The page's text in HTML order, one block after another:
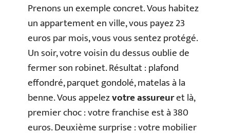
Prenons un exemple concret. Vous habitez
un appartement en ville, vous payez 23
euros par mois, vous vous sentez protégé.
Un soir, votre voisin du dessus oublie de
fermer son robinet. Résultat : plafond
effondré, parquet gondolé, matelas à la
benne. Vous appelezvotre assureuret là,
premier choc : votre franchise est à 380
euros. Deuxième surprise : votre mobilier